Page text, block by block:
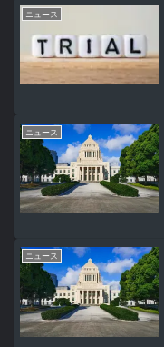
ニュース
ニュース
ニュース